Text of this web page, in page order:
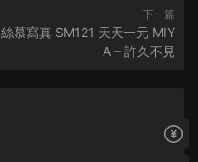
下一篇
絲慕寫真 SM121 天天一元 MIY
A – 許久不見